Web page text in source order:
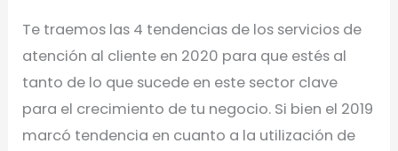
Te traemos las 4 tendencias de los servicios de
atención al cliente en 2020 para que estés al
tanto de lo que sucede en este sector clave
para el crecimiento de tu negocio. Si bien el 2019
marcó tendencia en cuanto a la utilización de